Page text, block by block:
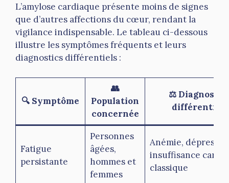
L’amylose cardiaque présente moins de signes
que d’autres affections du cœur, rendant la
vigilance indispensable. Le tableau ci-dessous
illustre les symptômes fréquents et leurs
diagnostics différentiels :
🔍 Symptôme
👥
Population
concernée
⚖️ Diagnostic
différentiel
Fatigue
persistante
Personnes
âgées,
hommes et
femmes
Anémie,
insuffisance
classique